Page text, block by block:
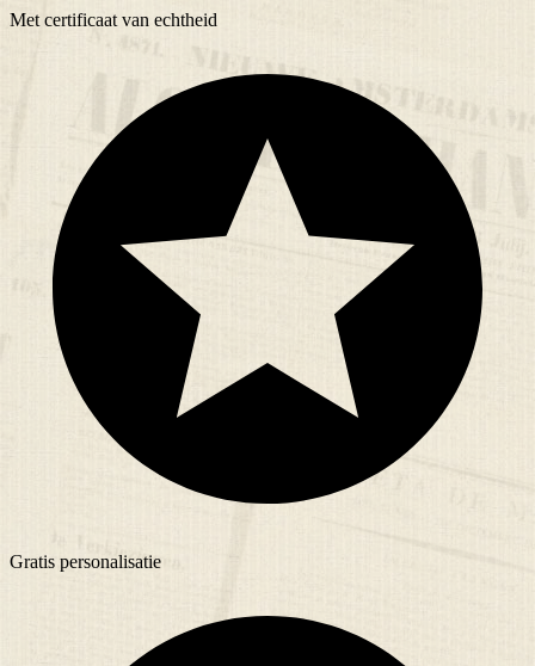
Met certificaat van echtheid
Gratis personalisatie